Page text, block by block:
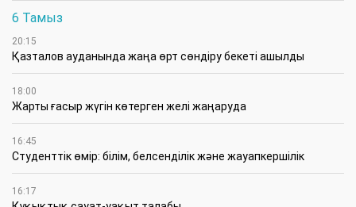
6 Тамыз
20:15
Қазталов ауданында жаңа өрт сөндіру бекеті ашылды
18:00
Жарты ғасыр жүгін көтерген желі жаңаруда
16:45
Студенттік өмір: білім, белсенділік және жауапкершілік
16:17